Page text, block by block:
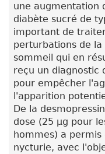
une augmentation
diabète sucré de
important de
perturbations de
sommeil qui en
reçu un diagnostic
pour empêcher
l'apparition
De la
dose (25 µg pour
hommes) a
nycturie, avec